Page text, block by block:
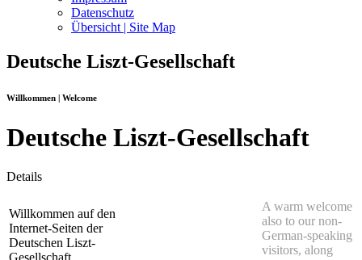
Datenschutz
Übersicht | Site Map
Deutsche Liszt-Gesellschaft
Willkommen | Welcome
Deutsche Liszt-Gesellschaft
Details
Willkommen auf den
Internet-Seiten der
Deutschen Liszt-
A warm welcome
also to our non-
German-speaking
visitors, along